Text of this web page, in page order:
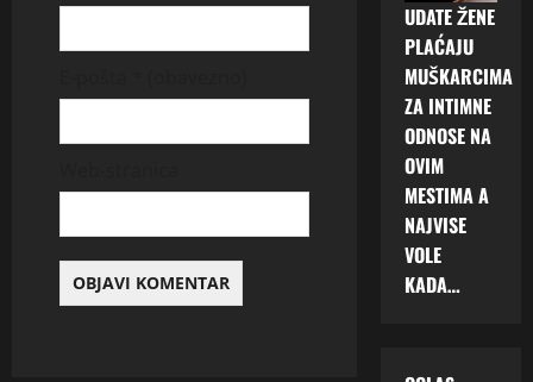
UDATE ŽENE
PLAĆAJU
MUŠKARCIMA
ZA INTIMNE
ODNOSE NA
OVIM
MESTIMA A
NAJVISE
VOLE
KADA…